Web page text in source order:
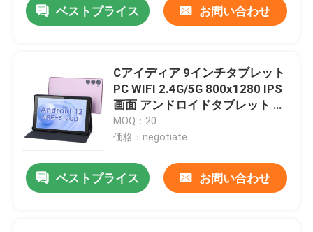
ベストプライス お問い合わせ
Cアイディア 9インチタブレット
PC WIFI 2.4G/5G 800x1280 IPS
画面 アンドロイドタブレット 電
話通話サポート デュアルカメラ
(ピンク)
MOQ：20
価格：negotiate
ベストプライス お問い合わせ